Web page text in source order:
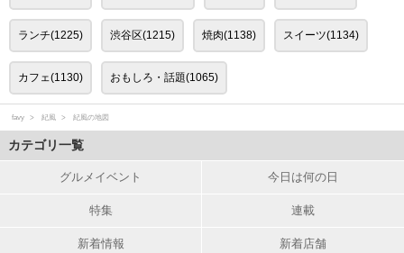
ランチ(1225) 渋谷区(1215) 焼肉(1138) スイーツ(1134)
カフェ(1130) おもしろ・話題(1065)
favy 紀風 紀風の地図
カテゴリ一覧
グルメイベント 今日は何の日
特集 連載
新着情報 新着店舗